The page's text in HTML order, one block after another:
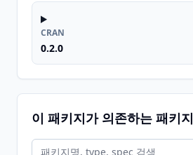
CRAN
0.2.0
이 패키지가 의존하는 패키지